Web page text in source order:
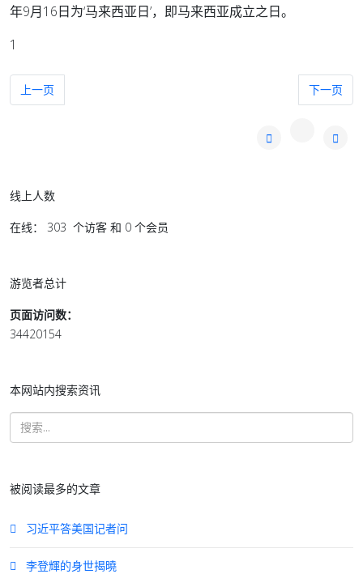
年9月16日为‘马来西亚日’，即马来西亚成立之日。
1
上一篇文章: 法媒：“深度求索冲击波”带来三点启示
上一页 下一篇文
下一页
线上人数
在线： 303 个访客 和 0 个会员
游览者总计
页面访问数：
34420154
本网站内搜索资讯
被阅读最多的文章
习近平答美国记者问
李登輝的身世揭曉